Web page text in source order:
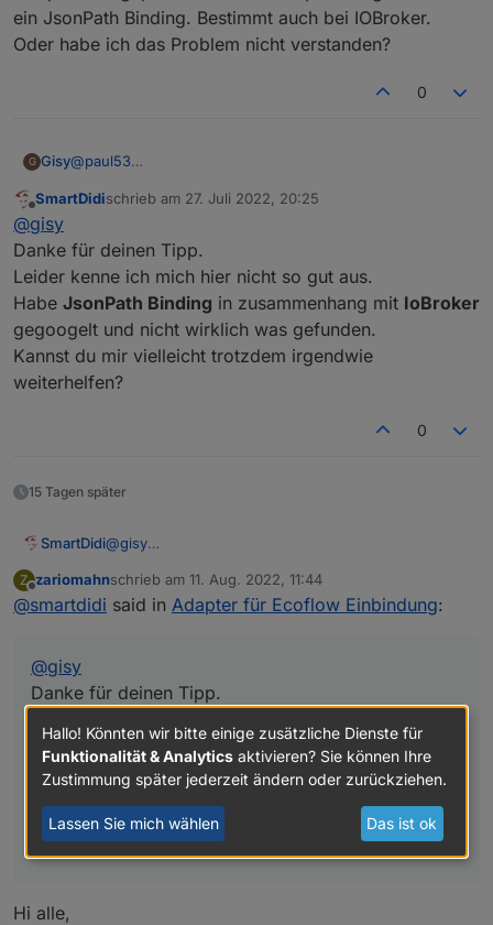
ein JsonPath Binding. Bestimmt auch bei IOBroker.
Oder habe ich das Problem nicht verstanden?
0
G Gisy@paul53
(sondern Openhab) :)
Curl ist ein Kommandozeilenbefehl von Linux. So
zurück.
-H bedeutet, dass der Header entsprechend abgesendet
wird.
Der String, der zurückgegeben wird, müsste entsprechen
geparst werden. Bei Openhab gibt es dazu ein JsonPath
Binding. Bestimmt auch bei IOBroker.
Oder habe ich das Problem nicht verstanden?
Offline
SmartDidischrieb am 27. Juli 2022, 20:25
zuletzt editiert von
@gisy
Danke für deinen Tipp.
Leider kenne ich mich hier nicht so gut aus.
Habe JsonPath Binding in zusammenhang mit IoBroker
gegoogelt und nicht wirklich was gefunden.
Kannst du mir vielleicht trotzdem irgendwie
weiterhelfen?
0
15 Tagen später
SmartDidi@gisy
Leider kenne ich mich hier nicht so gut aus.
Habe JsonPath Binding in zusammenhang mit
weiterhelfen?
Z
Offline
zariomahnschrieb am 11. Aug. 2022, 11:44
zuletzt editiert von
@smartdidi said in Adapter für Ecoflow Einbindung:
@gisy
Danke für deinen Tipp.
Habe JsonPath Bindingin zusammenhang mit
IoBrokergegoogelt und nicht wirklich was
Kannst du mir vielleicht trotzdem irgendwie
weiterhelfen?
Hi alle,
Hallo! Könnten wir bitte einige zusätzliche Dienste für
Funktionalität & Analytics aktivieren? Sie können Ihre
Zustimmung später jederzeit ändern oder zurückziehen.
Lassen Sie mich wählen Das ist ok